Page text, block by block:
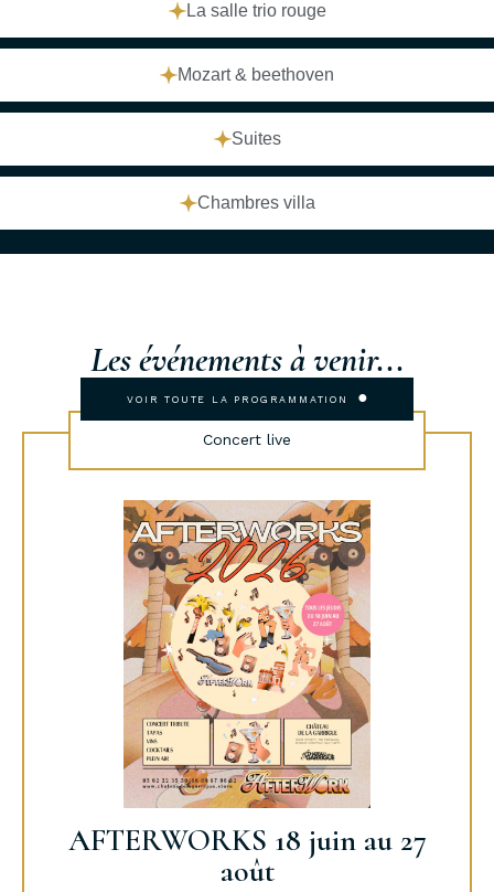
La salle trio rouge
Mozart & beethoven
Suites
Chambres villa
Les événements à venir...
VOIR TOUTE LA PROGRAMMATION ●
Concert live
AFTERWORKS 18 juin au 27
août